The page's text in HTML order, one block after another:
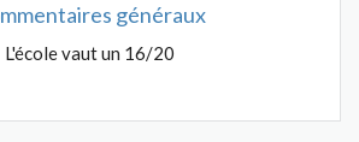
généraux
L'école vaut un 16/20